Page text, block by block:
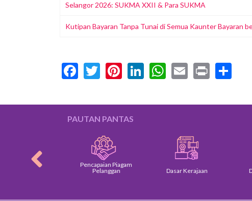
Selangor 2026: SUKMA XXII & Para SUKMA
Kutipan Bayaran Tanpa Tunai di Semua Kaunter Bayaran
Facebook
Twitter
Pinterest
LinkedIn
WhatsApp
Email
Print
PAUTAN PANTAS
Pencapaian Piagam
Pelanggan
Dasar Kerajaan